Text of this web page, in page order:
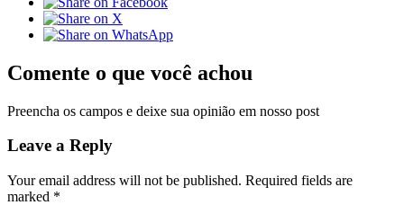
Comente o que você achou
Preencha os campos e deixe sua opinião em nosso post
Leave a Reply
Your email address will not be published. Required fields are
marked *